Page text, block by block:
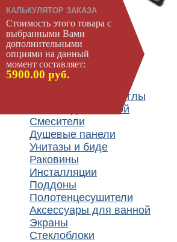
Производители
Акриловые ванны
Чугунные ванны
Стальные ванны
Душевые кабины
Душевые шторки, углы
Мебель для ванной
Смесители
Душевые панели
Унитазы и биде
Раковины
Инсталляции
Поддоны
Полотенцесушители
Аксессуары для ванной
Экраны
Стеклоблоки
КАЛЬКУЛЯТОР ЗАКАЗА
Стоимость этого товара с
выбранными Вами
дополнительными
опциями на данный
момент составляет:
5900.00 руб.